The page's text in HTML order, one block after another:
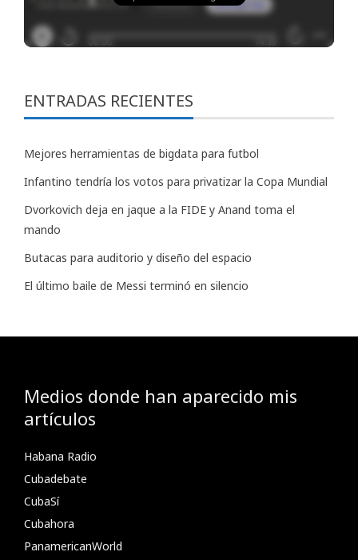
ENTRADAS RECIENTES
Mejores herramientas de bigdata para futbol
Infantino tendría los votos para privatizar la Copa Mundial
Dvorkovich deja en jaque a la FIDE y Anand toma el
mando
Butacas para auditorio y diseño del espacio
El último baile de Messi terminó en silencio
Medios donde han aparecido mis
artículos
Habana Radio
Cubadebate
CubaSí
Cubahora
PanamericanWorld